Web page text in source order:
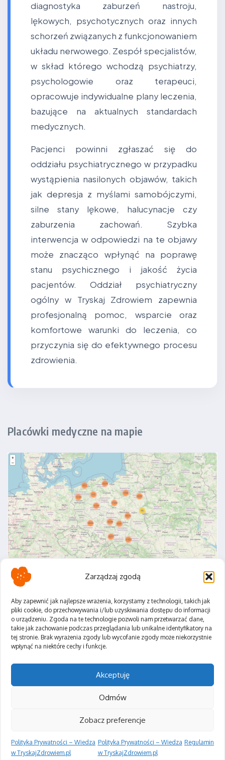
Zarządzaj zgodą
Aby zapewnić jak najlepsze wrażenia, korzystamy z technologii, takich jak
pliki cookie, do przechowywania i/lub uzyskiwania dostępu do informacji
o urządzeniu. Zgoda na te technologie pozwoli nam przetwarzać dane,
takie jak zachowanie podczas przeglądania lub unikalne identyfikatory na
tej stronie. Brak wyrażenia zgody lub wycofanie zgody może niekorzystnie
wpłynąć na niektóre cechy i funkcje.
Akceptuję
Odmów
Zobacz preferencje
Polityka Prywatności – Wiedza
w TryskajZdrowiem.pl
Polityka Prywatności – Wiedza
w TryskajZdrowiem.pl
Regulamin
diagnostyka zaburzeń nastroju,
lękowych, psychotycznych oraz innych
schorzeń związanych z funkcjonowaniem
układu nerwowego. Zespół specjalistów,
w skład którego wchodzą psychiatrzy,
psychologowie oraz terapeuci,
opracowuje indywidualne plany leczenia,
bazujące na aktualnych standardach
medycznych.
Pacjenci powinni zgłaszać się do
oddziału psychiatrycznego w przypadku
wystąpienia nasilonych objawów, takich
jak depresja z myślami samobójczymi,
silne stany lękowe, halucynacje czy
zaburzenia zachowań. Szybka
interwencja w odpowiedzi na te objawy
może znacząco wpłynąć na poprawę
stanu psychicznego i jakość życia
pacjentów. Oddział psychiatryczny
ogólny w Tryskaj Zdrowiem zapewnia
profesjonalną pomoc, wsparcie oraz
komfortowe warunki do leczenia, co
przyczynia się do efektywnego procesu
zdrowienia.
Placówki medyczne na mapie
Polityka Prywatności
Regulamin
Copyright © 2026 Tryskaj Zdrowiem | Zasilane przezMagazyn
informacyjny X